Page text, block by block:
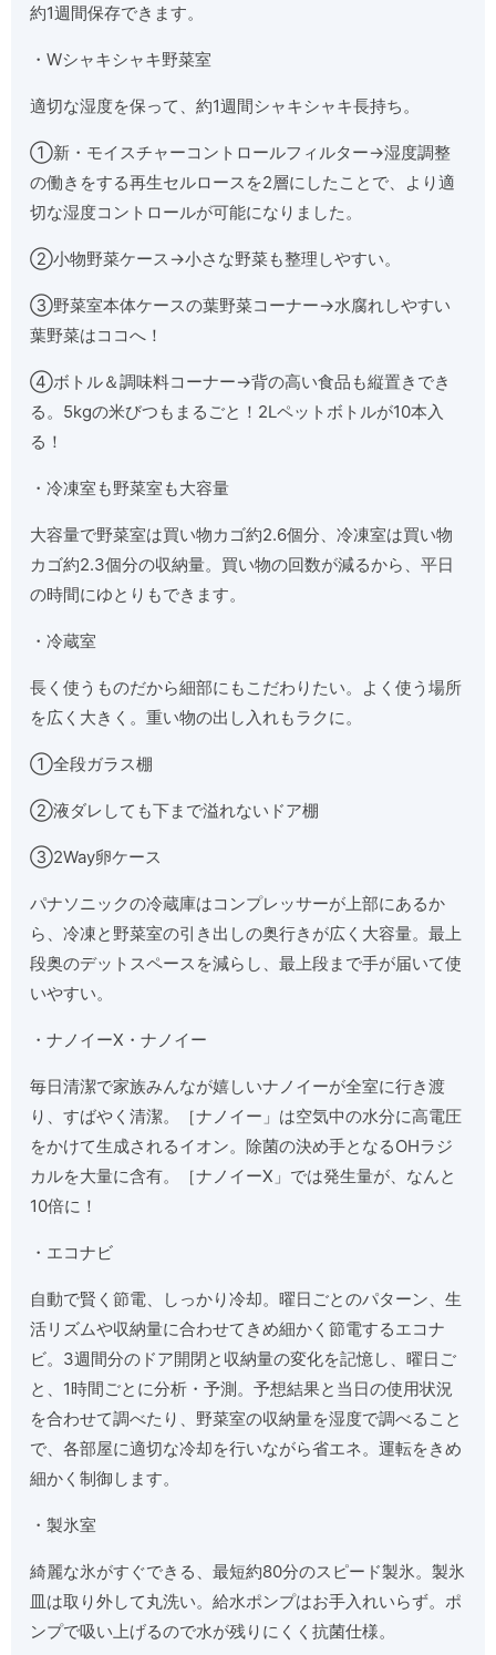
約1週間保存できます。
・Wシャキシャキ野菜室
適切な湿度を保って、約1週間シャキシャキ長持ち。
①新・モイスチャーコントロールフィルター→湿度調整
の働きをする再生セルロースを2層にしたことで、より適
切な湿度コントロールが可能になりました。
②小物野菜ケース→小さな野菜も整理しやすい。
③野菜室本体ケースの葉野菜コーナー→水腐れしやすい
葉野菜はココへ！
④ボトル＆調味料コーナー→背の高い食品も縦置きでき
る。5kgの米びつもまるごと！2Lペットボトルが10本入
る！
・冷凍室も野菜室も大容量
大容量で野菜室は買い物カゴ約2.6個分、冷凍室は買い物
カゴ約2.3個分の収納量。買い物の回数が減るから、平日
の時間にゆとりもできます。
・冷蔵室
長く使うものだから細部にもこだわりたい。よく使う場所
を広く大きく。重い物の出し入れもラクに。
①全段ガラス棚
②液ダレしても下まで溢れないドア棚
③2Way卵ケース
パナソニックの冷蔵庫はコンプレッサーが上部にあるか
ら、冷凍と野菜室の引き出しの奥行きが広く大容量。最上
段奥のデットスペースを減らし、最上段まで手が届いて使
いやすい。
・ナノイーX・ナノイー
毎日清潔で家族みんなが嬉しいナノイーが全室に行き渡
り、すばやく清潔。［ナノイー」は空気中の水分に高電圧
をかけて生成されるイオン。除菌の決め手となるOHラジ
カルを大量に含有。［ナノイーX」では発生量が、なんと
10倍に！
・エコナビ
自動で賢く節電、しっかり冷却。曜日ごとのパターン、生
活リズムや収納量に合わせてきめ細かく節電するエコナ
ビ。3週間分のドア開閉と収納量の変化を記憶し、曜日ご
と、1時間ごとに分析・予測。予想結果と当日の使用状況
を合わせて調べたり、野菜室の収納量を湿度で調べること
で、各部屋に適切な冷却を行いながら省エネ。運転をきめ
細かく制御します。
・製氷室
綺麗な氷がすぐできる、最短約80分のスピード製氷。製氷
皿は取り外して丸洗い。給水ポンプはお手入れいらず。ポ
ンプで吸い上げるので水が残りにくく抗菌仕様。